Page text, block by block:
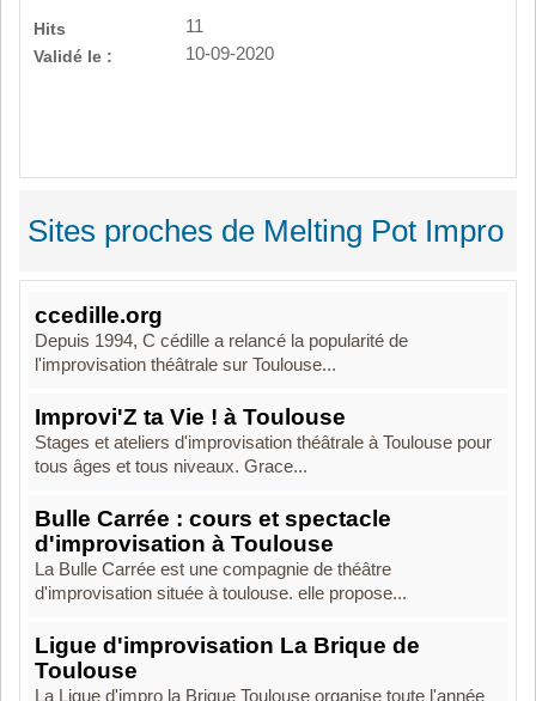
Hits
11
Validé le :
10-09-2020
Sites proches de Melting Pot Impro
ccedille.org
Depuis 1994, C cédille a relancé la popularité de
l'improvisation théâtrale sur Toulouse...
Improvi'Z ta Vie ! à Toulouse
Stages et ateliers d'improvisation théâtrale à Toulouse pour
tous âges et tous niveaux. Grace...
Bulle Carrée : cours et spectacle
d'improvisation à Toulouse
La Bulle Carrée est une compagnie de théâtre
d'improvisation située à toulouse. elle propose...
Ligue d'improvisation La Brique de
Toulouse
La Ligue d'impro la Brique Toulouse organise toute l'année